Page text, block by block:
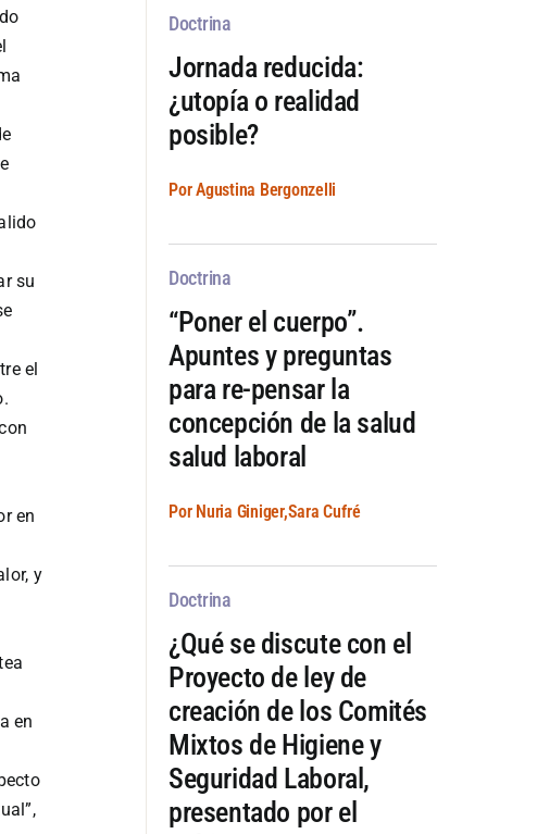
su
el
en
y
en
Doctrina
Jornada reducida:
¿utopía o realidad
posible?
Por Agustina Bergonzelli
Doctrina
“Poner el cuerpo”.
Apuntes y preguntas
para re-pensar la
concepción de la salud
salud laboral
Por Nuria Giniger,Sara Cufré
Doctrina
¿Qué se discute con el
Proyecto de ley de
creación de los Comités
Mixtos de Higiene y
Seguridad Laboral,
presentado por el